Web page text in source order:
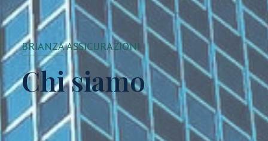
BRIANZA ASSICURAZIONI
Chi siamo